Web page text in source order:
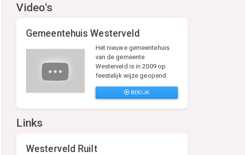
Video's
Gemeentehuis Westerveld
Het nieuwe gemeentehuis
van de gemeente
Westerveld is in 2009 op
feestelijk wijze geopend.
BEKIJK
Links
Westerveld Ruilt